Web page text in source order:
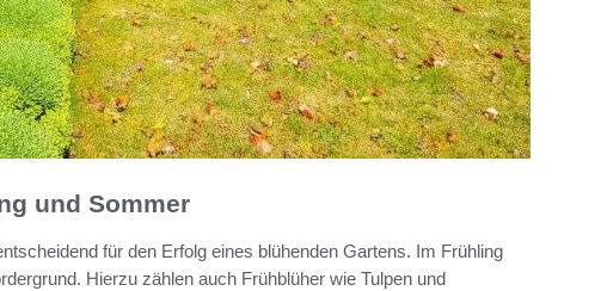
und Sommer
für den Erfolg eines blühenden Gartens. Im Frühling
Hierzu zählen auch Frühblüher wie Tulpen und